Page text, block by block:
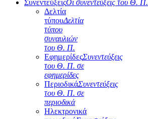
ΣυνεντεύξειςΟι συνεντεύξεις του Θ. Π.
Δελτία
τύπουΔελτία
τύπου
συναυλιών
του Θ. Π.
ΕφημερίδεςΣυνεντεύξεις
του Θ. Π. σε
εφημερίδες
ΠεριοδικάΣυνεντεύξεις
του Θ. Π. σε
περιοδικά
Ηλεκτρονικά